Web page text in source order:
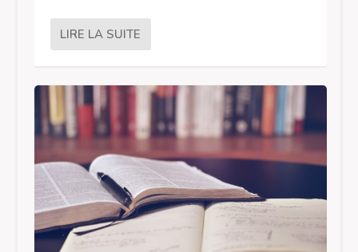
LIRE LA SUITE